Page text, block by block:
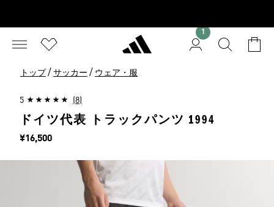
トップ / サッカー / ウェア・服
5 (8)
ドイツ代表 トラックパンツ 1994
価格
¥16,500